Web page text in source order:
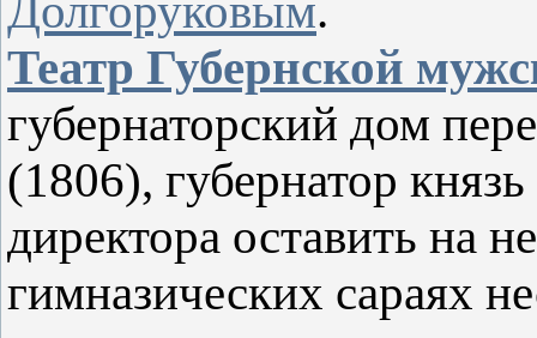
Долгоруковым.
Театр Губернской
губернаторский дом
(1806), губернатор
директора оставить на
гимназических сараях